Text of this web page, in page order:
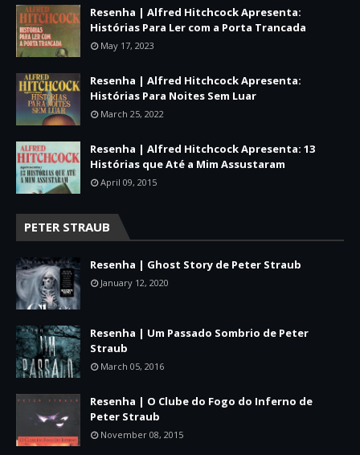
Resenha | Alfred Hitchcock Apresenta:
Histórias Para Ler com a Porta Trancada
May 17, 2023
Resenha | Alfred Hitchcock Apresenta:
Histórias Para Noites Sem Luar
March 25, 2022
Resenha | Alfred Hitchcock Apresenta: 13
Histórias que Até a Mim Assustaram
April 09, 2015
PETER STRAUB
Resenha | Ghost Story de Peter Straub
January 12, 2020
Resenha | Um Passado Sombrio de Peter
Straub
March 05, 2016
Resenha | O Clube do Fogo do Inferno de
Peter Straub
November 08, 2015